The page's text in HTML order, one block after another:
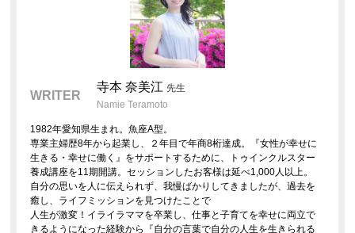
WRITER
寺本 奈美江 先生
Namie Teramoto
1982年愛知県生まれ。魚座A型。
専業主婦歴8年から起業し、２年目で年商8桁達成。『女性が幸せに
生きる・幸せに働く』をサポートするために、トゥインクルスター
養成講座を11期開講。セッションしたお客様は延べ1,000人以上。
自分の思いを人に伝えられず、我慢ばかりしてきましたが、過去を
癒し、ライフミッションを見つけたことで
人生が激変！イライラママを卒業し、仕事と子育てを幸せに両立で
きるようになった経験から『自分の言葉で自分の人生を生きられる